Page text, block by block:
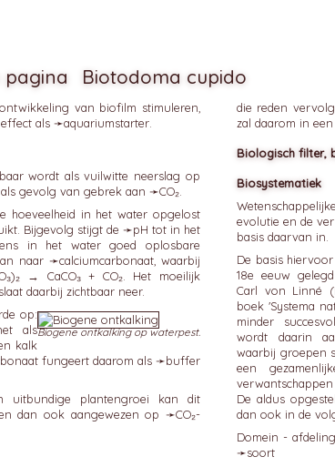
Biotodoma cupido
van biofilm stimuleren,
als ➛aquariumstarter.
wordt als vuilwitte neerslag op
gevolg van gebrek aan ➛CO₂.
hoeveelheid in het water opgelost
Bijgevolg stijgt de ➛pH tot in het
in het water goed oplosbare
naar ➛calciumcarbonaat, waarbij
→ CaCO₃ + CO₂. Het moeilijk
daarbij zichtbaar neer.
Biogene ontkalking op waterpest.
op:
als
kalk
fungeert daarom als ➛buffer
uitbundige plantengroei kan dit
dan ook aangewezen op ➛CO₂-
die reden
zal daarom in
Biologisch filter,
Biosystematiek
evolutie en de
basis daarvan in.
De basis
18e eeuw
Carl von Linné
boek 'Systema
minder
wordt daarin
waarbij groepen
een
De aldus
dan ook in de
Domein -
➛soort